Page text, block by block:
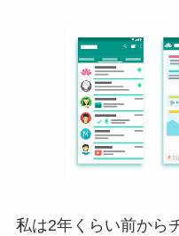
私は2年くらい前から